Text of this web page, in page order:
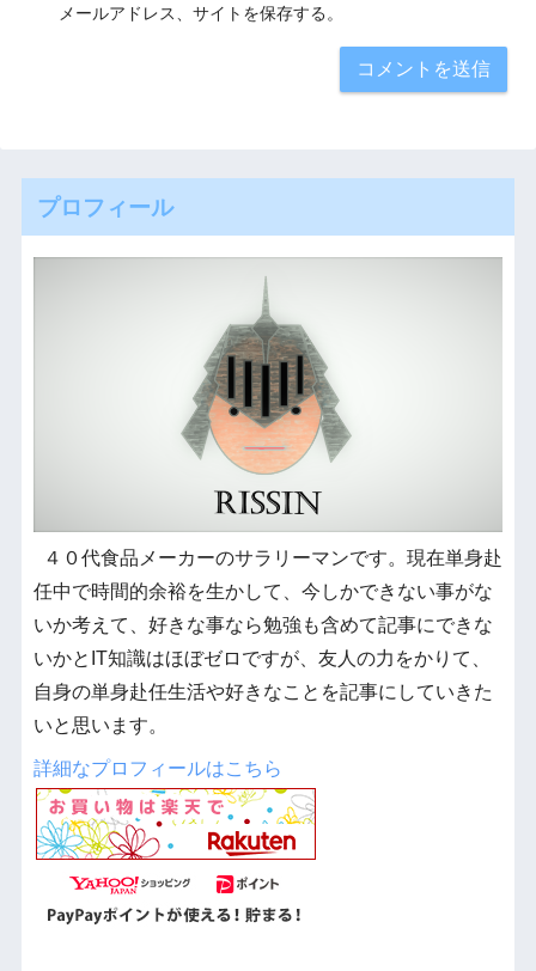
メールアドレス、サイトを保存する。
プロフィール
４０代食品メーカーのサラリーマンです。現在単身赴
任中で時間的余裕を生かして、今しかできない事がな
いか考えて、好きな事なら勉強も含めて記事にできな
いかとIT知識はほぼゼロですが、友人の力をかりて、
自身の単身赴任生活や好きなことを記事にしていきた
いと思います。
詳細なプロフィールはこちら